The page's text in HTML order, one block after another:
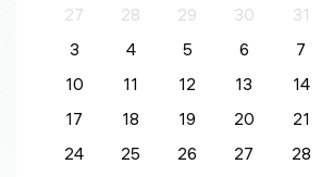
27
28 29 30 31
3
4 5 6 7
10
11 12 13 14
17
18 19 20 21
24
25 26 27 28